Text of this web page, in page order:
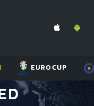
EUROCUP